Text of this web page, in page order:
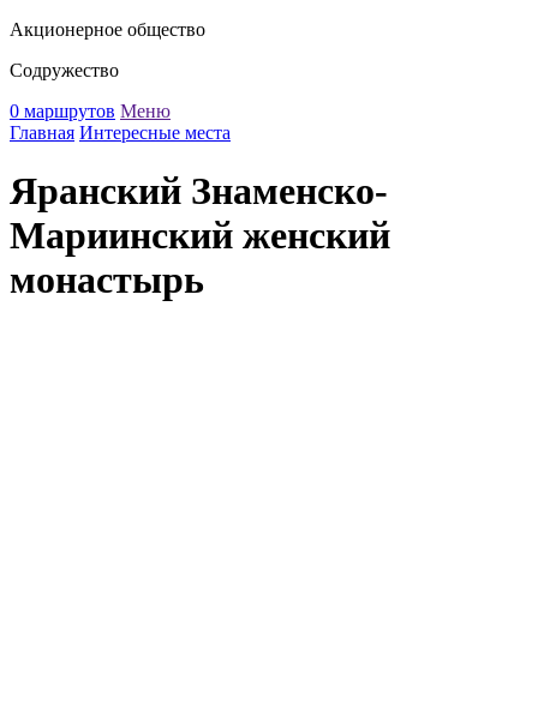
Акционерное общество
Содружество
0 маршрутов Меню
Главная Интересные места
Яранский Знаменско-
Мариинский женский
монастырь